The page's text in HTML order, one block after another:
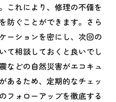
これにより、修理の不備を
防ぐことができます。さら
ーションを密にし、次回の
て相談しておくと良いでし
などの自然災害がエコキュ
あるため、定期的なチェッ
フォローアップを徹底する